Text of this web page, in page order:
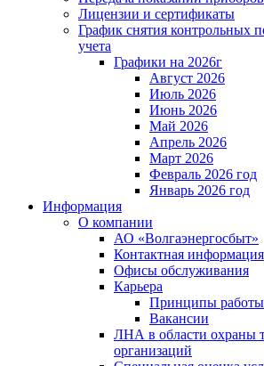
Лицензии и сертификаты
График снятия контрольных
учета
Графики на 2026г
Август 2026
Июль 2026
Июнь 2026
Май 2026
Апрель 2026
Март 2026
Февраль 2026 год
Январь 2026 год
Информация
О компании
АО «Волгаэнергосбыт»
Контактная информация
Офисы обслуживания
Карьера
Принципы работы
Вакансии
ЛНА в области охраны
организаций